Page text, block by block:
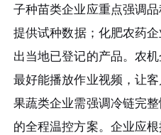
子种苗类企业应重点强调
提供试种数据；化肥农药
出当地已登记的产品。农
最好能播放作业视频，让
果蔬类企业需强调冷链完
的全程温控方案。企业应